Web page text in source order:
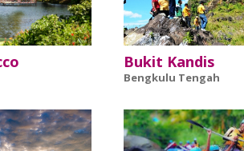
Bukit Kandis
Bengkulu Tengah